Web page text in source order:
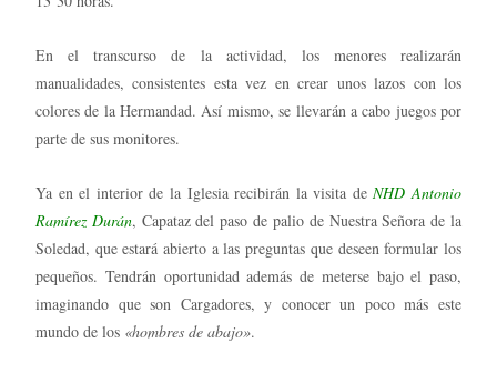
En el transcurso de la actividad, los menores realizarán
manualidades, consistentes esta vez en crear unos lazos con los
colores de la Hermandad. Así mismo, se llevarán a cabo juegos por
parte de sus monitores.
Ya en el interior de la Iglesia recibirán la visita deNHD Antonio
Ramírez Durán, Capataz del paso de palio de Nuestra Señora de la
Soledad, que estará abierto a las preguntas que deseen formular los
pequeños. Tendrán oportunidad además de meterse bajo el paso,
imaginando que son Cargadores, y conocer un poco más este
mundo de los «hombres de abajo».